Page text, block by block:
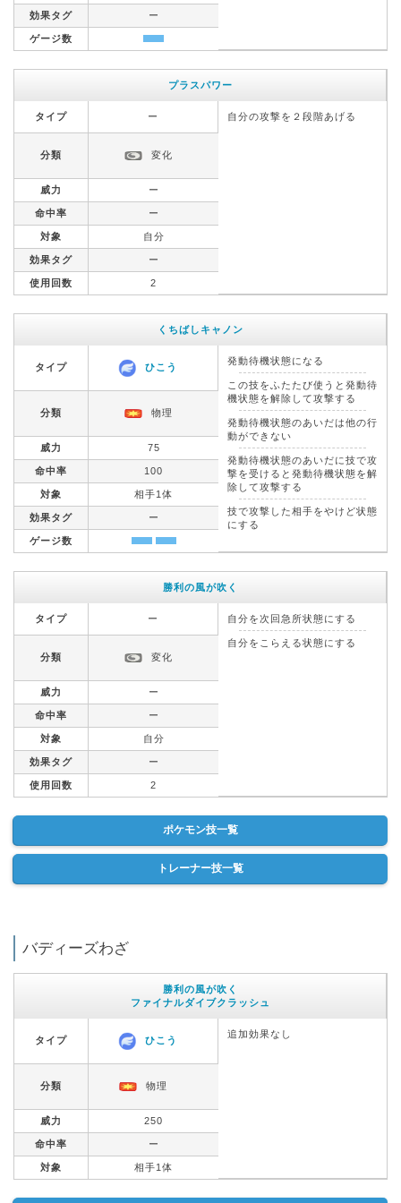
効果タグ ー
ゲージ数
プラスパワー
タイプ ー 自分の攻撃を２段階あげる
分類 変化
威力 ー
命中率 ー
対象 自分
効果タグ ー
使用回数 2
くちばしキャノン
タイプ ひこう
発動待機状態になる
この技をふたたび使うと発動待
機状態を解除して攻撃する
発動待機状態のあいだは他の行
動ができない
発動待機状態のあいだに技で攻
撃を受けると発動待機状態を解
除して攻撃する
技で攻撃した相手をやけど状態
にする
分類 物理
威力 75
命中率 100
対象 相手1体
効果タグ ー
ゲージ数
勝利の風が吹く
タイプ ー 自分を次回急所状態にする
自分をこらえる状態にする
分類
変化
威力 ー
命中率 ー
対象 自分
効果タグ ー
使用回数 2
ポケモン技一覧
トレーナー技一覧
バディーズわざ
勝利の風が吹く
ファイナルダイブクラッシュ
タイプ ひこう
追加効果なし
分類 物理
威力 250
命中率 ー
対象 相手1体